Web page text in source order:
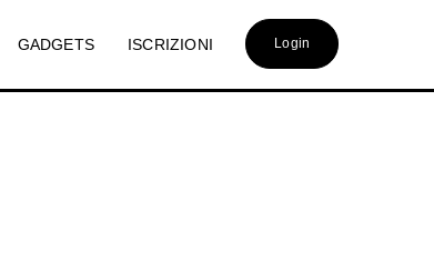
GADGETS ISCRIZIONI Login